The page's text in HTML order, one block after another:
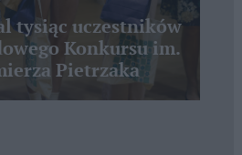
tysiąc uczestników
Konkursu im.
Pietrzaka